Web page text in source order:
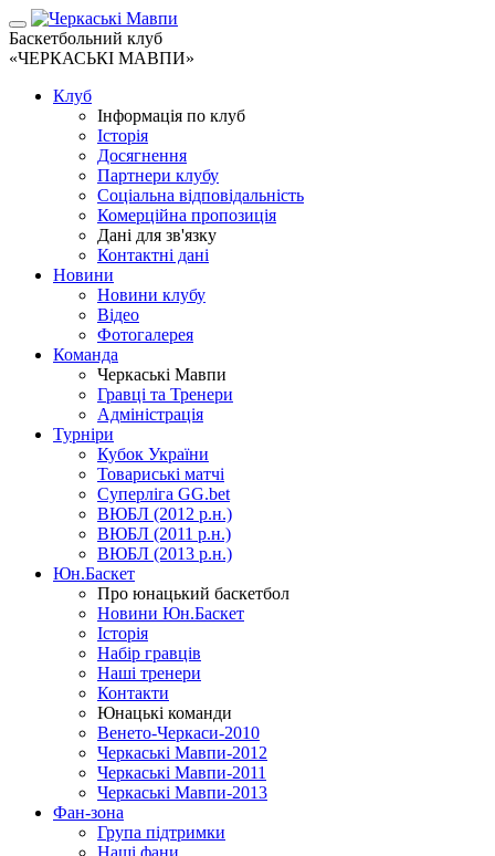
Баскетбольний клуб
«ЧЕРКАСЬКІ МАВПИ»
Клуб
Інформація по клуб
Історія
Досягнення
Партнери клубу
Соціальна відповідальність
Комерційна пропозиція
Дані для зв'язку
Контактні дані
Новини
Новини клубу
Відео
Фотогалерея
Команда
Черкаські Мавпи
Гравці та Тренери
Адміністрація
Турніри
Кубок України
Товариські матчі
Суперліга GG.bet
ВЮБЛ (2012 р.н.)
ВЮБЛ (2011 р.н.)
ВЮБЛ (2013 р.н.)
Юн.Баскет
Про юнацький баскетбол
Новини Юн.Баскет
Історія
Набір гравців
Наші тренери
Контакти
Юнацькі команди
Венето-Черкаси-2010
Черкаські Мавпи-2012
Черкаські Мавпи-2011
Черкаські Мавпи-2013
Фан-зона
Група підтримки
Наші фани